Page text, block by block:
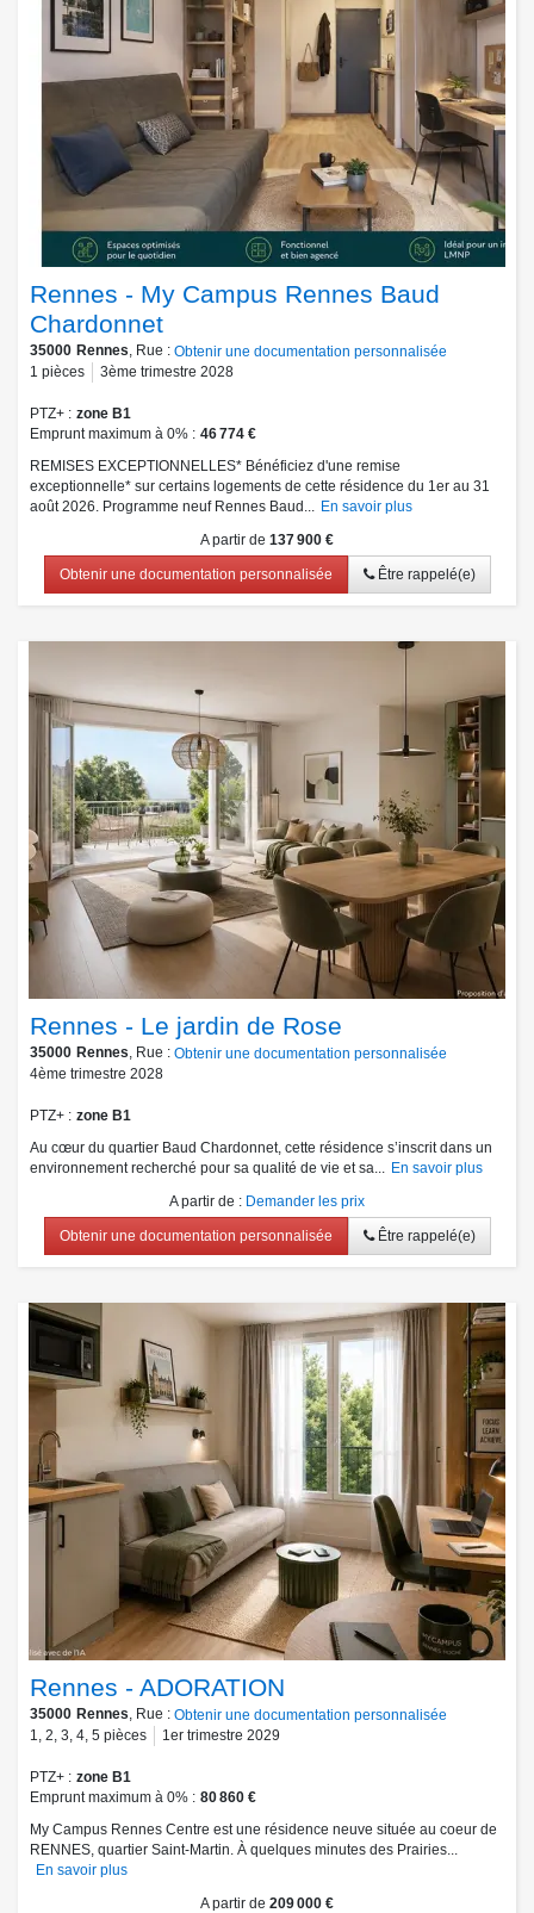
Rennes - My Campus Rennes Baud
Chardonnet
35000 Rennes, Rue : Obtenir une documentation personnalisée
1 pièces 3ème trimestre 2028
PTZ+
zone B1
Emprunt maximum à 0%
46 774 €
REMISES EXCEPTIONNELLES* Bénéficiez d'une remise
exceptionnelle* sur certains logements de cette résidence du 1er au 31
août 2026. Programme neuf Rennes Baud... En savoir plus
A partir de 137 900 €
Obtenir une documentation personnalisée Être rappelé(e)
Rennes - Le jardin de Rose
35000 Rennes, Rue : Obtenir une documentation personnalisée
4ème trimestre 2028
PTZ+
zone B1
Au cœur du quartier Baud Chardonnet, cette résidence s’inscrit dans un
environnement recherché pour sa qualité de vie et sa... En savoir plus
A partir de : Demander les prix
Obtenir une documentation personnalisée Être rappelé(e)
Rennes - ADORATION
35000 Rennes, Rue : Obtenir une documentation personnalisée
1, 2, 3, 4, 5 pièces 1er trimestre 2029
PTZ+
zone B1
Emprunt maximum à 0%
80 860 €
My Campus Rennes Centre est une résidence neuve située au coeur de
RENNES, quartier Saint-Martin. À quelques minutes des Prairies...
En savoir plus
A partir de 209 000 €